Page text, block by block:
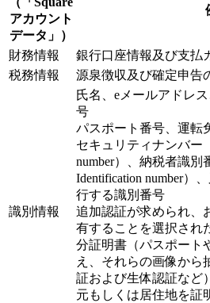
アカウント
データ」）
財務情報
銀行口座情報及び支払
税務情報
源泉徴収及び確定申告
識別情報
氏名、eメールアドレ
号
パスポート番号、運転
セキュリティナンバー
number）、納税者識別
Identification number）
行する識別番号
追加認証が求められ、
有することを選択され
分証明書（パスポート
え、それらの画像から
証および生体認証など
元もしくは居住地を証